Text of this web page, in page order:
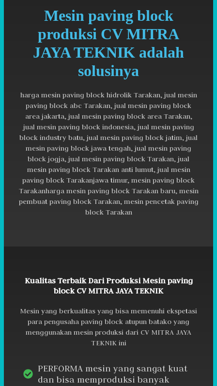
Mesin paving block
produksi CV MITRA
JAYA TEKNIK adalah
solusinya
harga mesin paving block hidrolik Tarakan, jual mesin
paving block abc Tarakan, jual mesin paving block
area jakarta, jual mesin paving block area Tarakan,
jual mesin paving block indonesia, jual mesin paving
block industry batu, jual mesin paving block jatim, jual
mesin paving block jawa tengah, jual mesin paving
block jogja, jual mesin paving block Tarakan, jual
mesin paving block Tarakan anti lumut, jual mesin
paving block Tarakanjawa timur, mesin paving block
Tarakanharga mesin paving block Tarakan baru, mesin
pembuat paving block Tarakan, mesin pencetak paving
block Tarakan
Kualitas Terbaik Dari Produksi Mesin paving
block CV MITRA JAYA TEKNIK
Mesin yang berkualitas yang bisa memenuhi ekspetasi
para pengusaha paving block atupun batako yang
menggunakan mesin produksi dari CV MITRA JAYA
TEKNIK ini
PERFORMA mesin yang sangat kuat
dan bisa memproduksi banyak